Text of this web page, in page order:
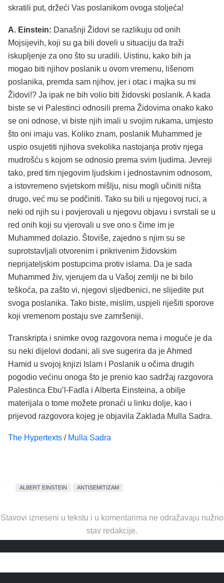
skratili put, držeći Vas poslanikom ovoga stoljeća!
A. Einstein: Današnji Židovi se razlikuju od onih
Mojsijevih, koji su ga bili doveli u situaciju da traži
iskupljenje za ono što su uradili. Uistinu, kako bih ja
mogao biti njihov poslanik u ovom vremenu, lišenom
poslanika, premda sam njihov, jer i otac i majka su mi
Židovi!? Ja ipak ne bih volio biti židovski poslanik. A kada
biste se vi Palestinci odnosili prema Židovima onako kako
se oni odnose, vi biste njih imali u svojim rukama, umjesto
što oni imaju vas. Koliko znam, poslanik Muhammed je
uspio osujetiti njihova svekolika nastojanja protiv njega
mudrošću s kojom se odnosio prema svim ljudima. Jevreji
tako, pred tim njegovim ljudskim i jednostavnim odnosom,
a istovremeno svjetskom mišlju, nisu mogli učiniti ništa
drugo, već mu se podčiniti. Tako su bili u njegovoj ruci, a
neki od njih su i povjerovali u njegovu objavu i svrstali se u
red onih koji su vjerovali u sve ono s čime im je
Muhammed dolazio. Štoviše, zajedno s njim su se
suprotstavljali otvorenim i prikrivenim židovskim
neprijateljskim postupcima protiv islama. Da je sada
Muhammed živ, vjerujem da u Vašoj zemlji ne bi bilo
teškoća, pa zašto vi, njegovi sljedbenici, ne slijedite put
svoga poslanika. Tako biste, mislim, uspjeli riješiti sporove
koji vremenom postaju sve zamršeniji.
Transkripta i snimke ovog razgovora nema i moguće je da
su neki dijelovi dodani, ali sve sugerira da je Ahmed
Hamid u svojoj knjizi Islam i Poslanik u očima drugih
pogodio većinu onoga što je prenio kao sadržaj razgovora
Palestinca Ebu’l-Fadla i Alberta Einsteina, a obilje
materijala o tome možete pronaći u linku dolje, kao i
prijevod razgovora kojeg je objavila Zaklada Mulla Sadra.
The Hypertexts / Mulla Sadra
ALBERT EINSTEIN ANTISEMITIZAM
Stavovi izneseni u tekstu i u komentarima ne odražavaju nužno
stav redakcije.